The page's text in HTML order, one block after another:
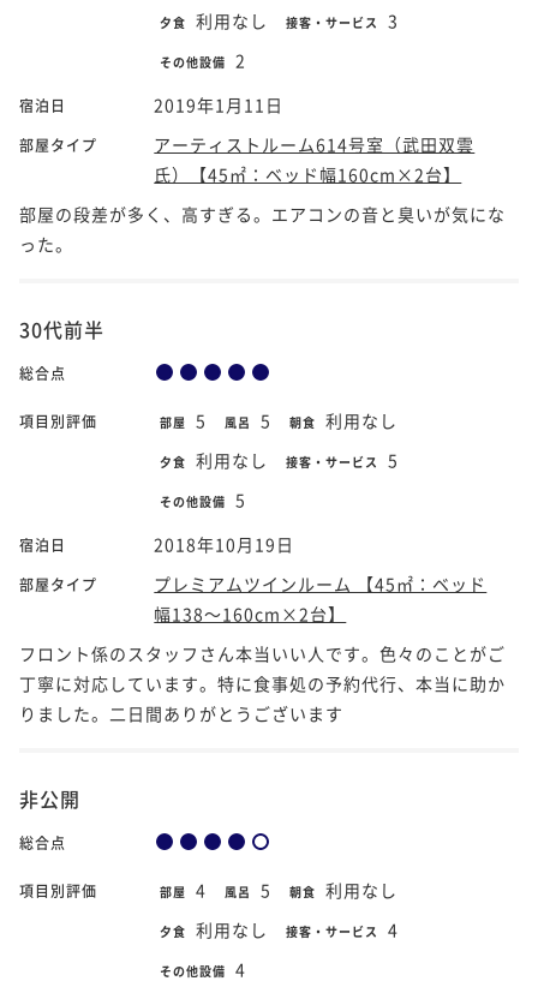
夕食 利用なし 接客・サービス 3
その他設備 2
宿泊日 2019年1月11日
部屋タイプ
アーティストルーム614号室（武田双雲
氏）【45㎡：ベッド幅160cm×2台】
部屋の段差が多く、高すぎる。エアコンの音と臭いが気にな
った。
30代前半
総合点
項目別評価 部屋 5 風呂 5 朝食 利用なし
夕食 利用なし 接客・サービス 5
その他設備 5
宿泊日 2018年10月19日
部屋タイプ
プレミアムツインルーム 【45㎡：ベッド
幅138～160cm×2台】
フロント係のスタッフさん本当いい人です。色々のことがご
丁寧に対応しています。特に食事処の予約代行、本当に助か
りました。二日間ありがとうございます
非公開
総合点
項目別評価 部屋 4 風呂 5 朝食 利用なし
夕食 利用なし 接客・サービス 4
その他設備 4